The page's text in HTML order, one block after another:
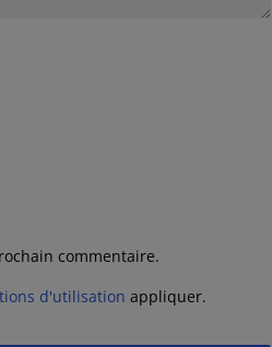
commentaire.
d'utilisation appliquer.